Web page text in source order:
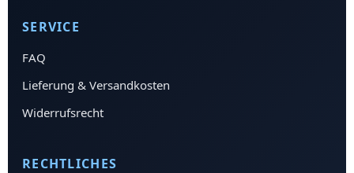
SERVICE
FAQ
Lieferung & Versandkosten
Widerrufsrecht
RECHTLICHES